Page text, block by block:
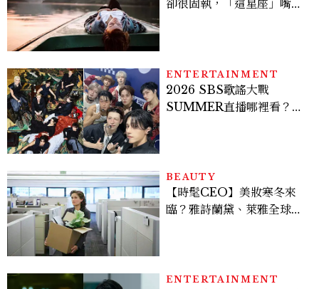
卻很固執，「這星座」嘴上
ENTERTAINMENT
2026 SBS歌謠大戰
SUMMER直播哪裡看？
BEAUTY
【時髦CEO】美妝寒冬來
臨？雅詩蘭黛、萊雅全球裁
ENTERTAINMENT